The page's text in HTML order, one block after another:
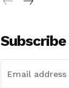
Subscribe